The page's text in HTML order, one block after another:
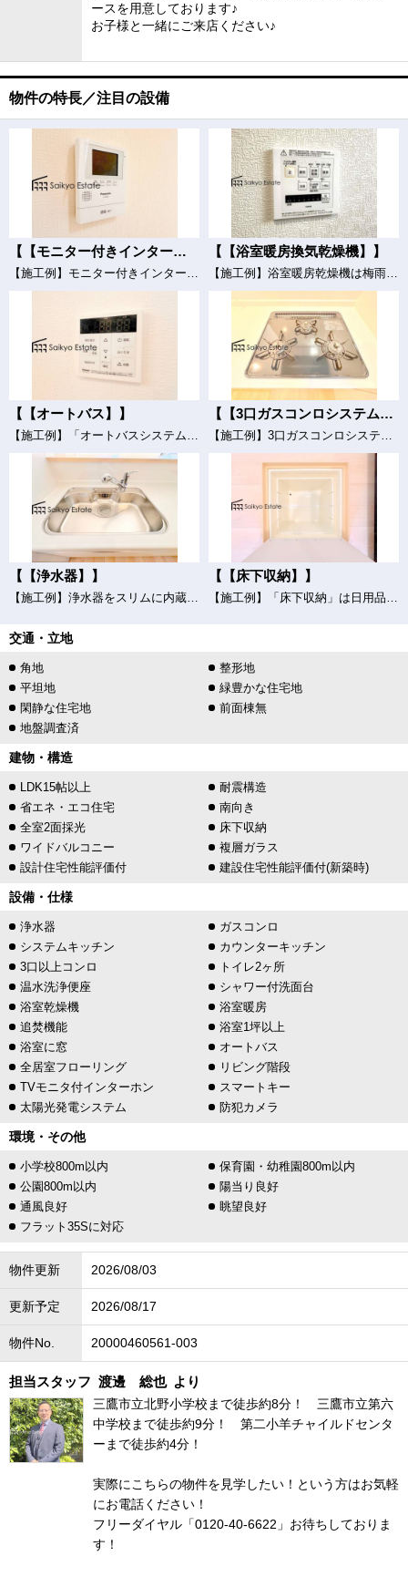
ースを用意しております♪
お子様と一緒にご来店ください♪
物件の特長／注目の設備
【【モニター付きインターホン】】
【施工例】モニター付きインターホンは玄関を確認しなくても誰が来たのかすぐわかります。訪問者を確認してから会話することができますので安心して対応できます。
【【浴室暖房換気乾燥機】】
【施工例】浴室暖房乾燥機は梅雨や花粉の時期、雨の日の洗濯物の乾燥に重宝します。寒い冬も入浴前の暖房運転で快適なバスタイムを♪
【【オートバス】】
【施工例】「オートバスシステム」は浴室のお湯張り、温度調整などを、キッチンなど浴室以外からでも操作できるシステムです。
【【3口ガスコンロシステム】】
【施工例】3口ガスコンロシステムはたくさんの料理が同時に作れて便利な上、凹凸が少ないフラットトップなのでお掃除も楽々です。
【【浄水器】】
【施工例】浄水器をスリムに内蔵したハンドシャワー式の水栓金具です。シンクもスッキリ！
【【床下収納】】
【施工例】「床下収納」は日用品のストックや、使用頻度の低い物などを収納するのに便利なスペースです。
交通・立地
角地
整形地
平坦地
緑豊かな住宅地
閑静な住宅地
前面棟無
地盤調査済
建物・構造
LDK15帖以上
耐震構造
省エネ・エコ住宅
南向き
全室2面採光
床下収納
ワイドバルコニー
複層ガラス
設計住宅性能評価付
建設住宅性能評価付(新築時)
設備・仕様
浄水器
ガスコンロ
システムキッチン
カウンターキッチン
3口以上コンロ
トイレ2ヶ所
温水洗浄便座
シャワー付洗面台
浴室乾燥機
浴室暖房
追焚機能
浴室1坪以上
浴室に窓
オートバス
全居室フローリング
リビング階段
TVモニタ付インターホン
スマートキー
太陽光発電システム
防犯カメラ
環境・その他
小学校800m以内
保育園・幼稚園800m以内
公園800m以内
陽当り良好
通風良好
眺望良好
フラット35Sに対応
物件更新 2026/08/03
更新予定 2026/08/17
物件No. 20000460561-003
担当スタッフ 渡邊 総也 より
三鷹市立北野小学校まで徒歩約8分！ 三鷹市立第六
中学校まで徒歩約9分！ 第二小羊チャイルドセンタ
ーまで徒歩約4分！
実際にこちらの物件を見学したい！という方はお気軽
にお電話ください！
フリーダイヤル「0120-40-6622」お待ちしておりま
す！